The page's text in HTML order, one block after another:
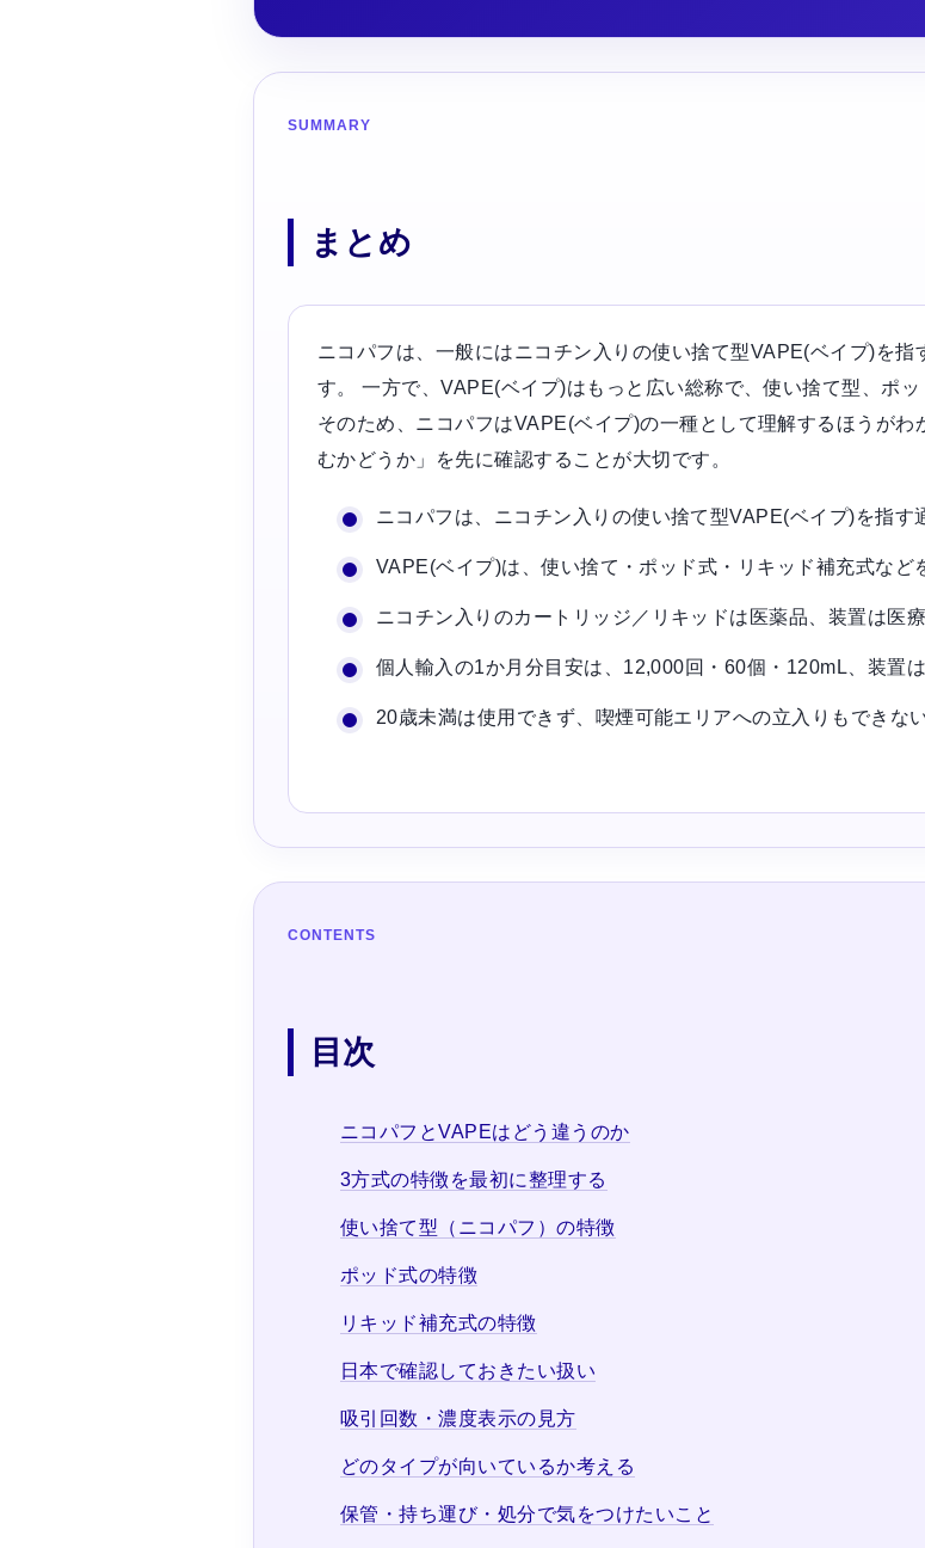
SUMMARY
まとめ
ニコパフは、一般にはニコチン入りの使い捨て型VAPE(ベイプ)を
す。 一方で、VAPE(ベイプ)はもっと広い総称で、使い捨て型、ポ
そのため、ニコパフはVAPE(ベイプ)の一種として理解するほうが
むかどうか」を先に確認することが大切です。
ニコパフは、ニコチン入りの使い捨て型VAPE(ベイプ)を指す
VAPE(ベイプ)は、使い捨て・ポッド式・リキッド補充式など
ニコチン入りのカートリッジ／リキッドは医薬品、装置は医
個人輸入の1か月分目安は、12,000回・60個・120mL、装置
20歳未満は使用できず、喫煙可能エリアへの立入りもできな
CONTENTS
目次
ニコパフとVAPEはどう違うのか
3方式の特徴を最初に整理する
使い捨て型（ニコパフ）の特徴
ポッド式の特徴
リキッド補充式の特徴
日本で確認しておきたい扱い
吸引回数・濃度表示の見方
どのタイプが向いているか考える
保管・持ち運び・処分で気をつけたいこと